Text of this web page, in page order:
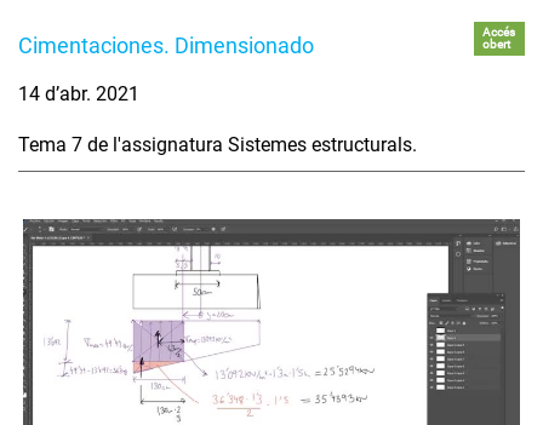
Cimentaciones. Dimensionado
Accés
obert
14 d’abr. 2021
Tema 7 de l'assignatura Sistemes estructurals.